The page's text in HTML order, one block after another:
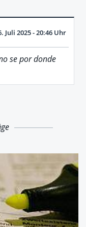
Juli 2025 - 20:46 Uhr
se por donde